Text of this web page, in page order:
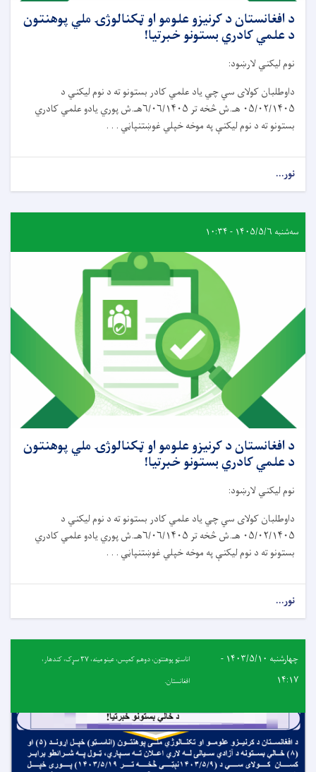
د افغانستان د کرنیزو علومو او ټکنالوژۍ ملي پوهنتون
د علمي کادري بستونو خبرتیا!
نوم لیکني لارښود:
داوطلبان کولای سي چي یاد علمي کادر بستونو ته د نوم لیکني د
۰۵/۰۲/۱۴۰۵ هـ.ش څخه تر ۶/۰۶/۱۴۰۵هـ.ش پوري یادو علمي کادري
بستونو ته د نوم لیکنې په موخه خپلي غوښتنپاڼي . . .
نور...
سه‌شنبه ۱۴۰۵/۵/۶ - ۱۰:۳۴
د افغانستان د کرنیزو علومو او ټکنالوژۍ ملي پوهنتون
د علمي کادري بستونو خبرتیا!
نوم لیکني لارښود:
داوطلبان کولای سي چي یاد علمي کادر بستونو ته د نوم لیکني د
۰۵/۰۲/۱۴۰۵ هـ.ش څخه تر ۶/۰۶/۱۴۰۵هـ.ش پوري یادو علمي کادري
بستونو ته د نوم لیکنې په موخه خپلي غوښتنپاڼي . . .
نور...
چهارشنبه ۱۴۰۳/۵/۱۰ -
۱۴:۱۷
اناسټو پوهنتون، دوهم کمپس، عینو مینه، ٣٧ سړک، کندهار،
افغانستان.